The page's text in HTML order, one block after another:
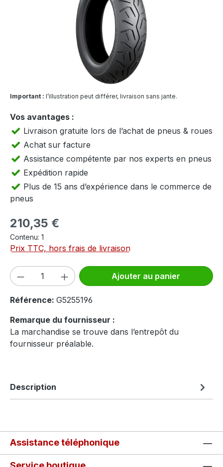
Important : l’illustration peut différer, livraison sans jante.
Vos avantages :
Livraison gratuite lors de l’achat de pneus & roues
Achat sur facture
Assistance compétente par nos experts en pneus
Expédition rapide
Plus de 15 ans d’expérience dans le commerce de
pneus
Prix régulier :
210,35 €
Contenu: 1
Prix TTC, hors frais de livraison
Quantité de produit : Entrez la
Ajouter au panier
Référence: G5255196
Remarque du fournisseur :
La marchandise se trouve dans l’entrepôt du
fournisseur préalable.
Description
Assistance téléphonique